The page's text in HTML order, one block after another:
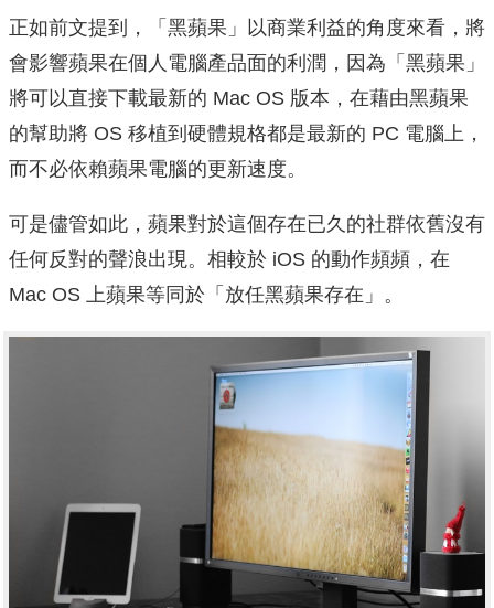
正如前文提到，「黑蘋果」以商業利益的角度來看，將
會影響蘋果在個人電腦產品面的利潤，因為「黑蘋果」
將可以直接下載最新的 Mac OS 版本，在藉由黑蘋果
的幫助將 OS 移植到硬體規格都是最新的 PC 電腦上，
而不必依賴蘋果電腦的更新速度。
可是儘管如此，蘋果對於這個存在已久的社群依舊沒有
任何反對的聲浪出現。相較於 iOS 的動作頻頻，在
Mac OS 上蘋果等同於「放任黑蘋果存在」。